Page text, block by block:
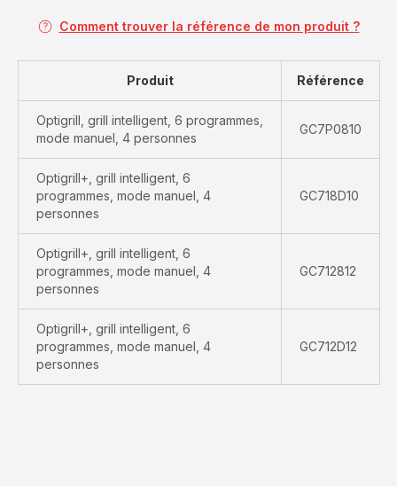
Comment trouver la référence de mon produit ?
Produit Référence
Optigrill, grill intelligent, 6 programmes,
mode manuel, 4 personnes
GC7P0810
Optigrill+, grill intelligent, 6
programmes, mode manuel, 4
personnes
GC718D10
Optigrill+, grill intelligent, 6
programmes, mode manuel, 4
personnes
GC712812
Optigrill+, grill intelligent, 6
programmes, mode manuel, 4
personnes
GC712D12